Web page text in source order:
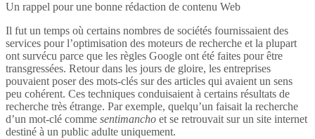
Un rappel pour une bonne rédaction de contenu Web
Il fut un temps où certains nombres de sociétés fournissaient des
services pour l’optimisation des moteurs de recherche et la plupart
ont survécu parce que les règles Google ont été faites pour être
transgressées. Retour dans les jours de gloire, les entreprises
pouvaient poser des mots-clés sur des articles qui avaient un sens
peu cohérent. Ces techniques conduisaient à certains résultats de
recherche très étrange. Par exemple, quelqu’un faisait la recherche
d’un mot-clé comme sentimancho et se retrouvait sur un site internet
destiné à un public adulte uniquement.